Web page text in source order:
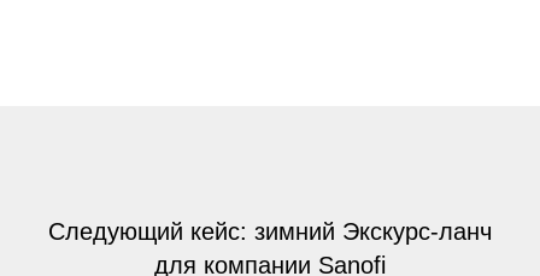
Следующий кейс: зимний Экскурс-ланч
для компании Sanofi